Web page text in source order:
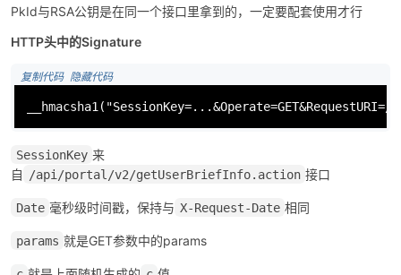
PkId与RSA公钥是在同一个接口里拿到的，一定要配套使用才行
HTTP头中的Signature
复制代码 隐藏代码
__hmacsha1
SessionKey 来
自
/api/portal/v2/getUserBriefInfo.action 接口
Date 毫秒级时间戳，保持与 X-Request-Date 相同
params 就是GET参数中的params